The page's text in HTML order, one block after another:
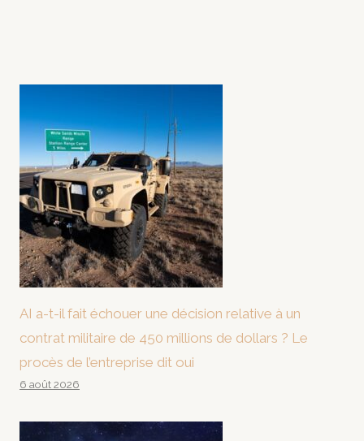
AI a-t-il fait échouer une décision relative à un
contrat militaire de 450 millions de dollars ? Le
procès de l’entreprise dit oui
6 août 2026